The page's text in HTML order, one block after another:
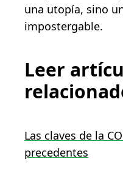
una utopía, sino
impostergable.
Leer
Las claves de la
precedentes